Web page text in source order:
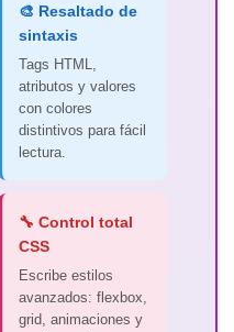
🎨 Resaltado de
sintaxis
Tags HTML,
atributos y valores
con colores
distintivos para fácil
lectura.
🔧 Control total
CSS
Escribe estilos
avanzados: flexbox,
grid, animaciones y